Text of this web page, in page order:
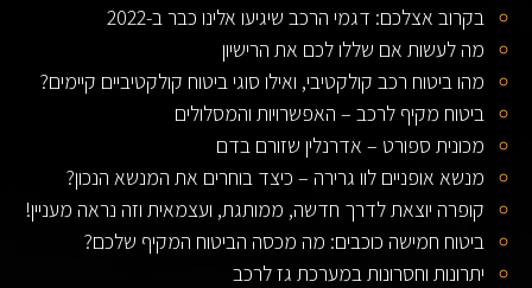
בקרוב אצלכם: דגמי הרכב שיגיעו אלינו כבר ב-2022
מה לעשות אם שללו לכם את הרישיון
מהו ביטוח רכב קולקטיבי, ואילו סוגי ביטוח קולקטיביים קיימים?
ביטוח מקיף לרכב – האפשרויות והמסלולים
מכונית ספורט – אדרנלין שזורם בדם
מנשא אופניים לוו גרירה – כיצד בוחרים את המנשא הנכון?
קופרה יוצאת לדרך חדשה, ממותגת, ועצמאית וזה נראה מעניין!
ביטוח חמישה כוכבים: מה מכסה הביטוח המקיף שלכם?
יתרונות וחסרונות במערכת גז לרכב